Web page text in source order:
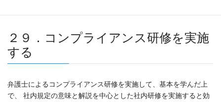
２９．コンプライアンス研修を実施
する
弁護士によるコンプライアンス研修を実施して、基本を学んだ上
で、 社内規定の意味と解説を中心とした社内研修を実施すると効